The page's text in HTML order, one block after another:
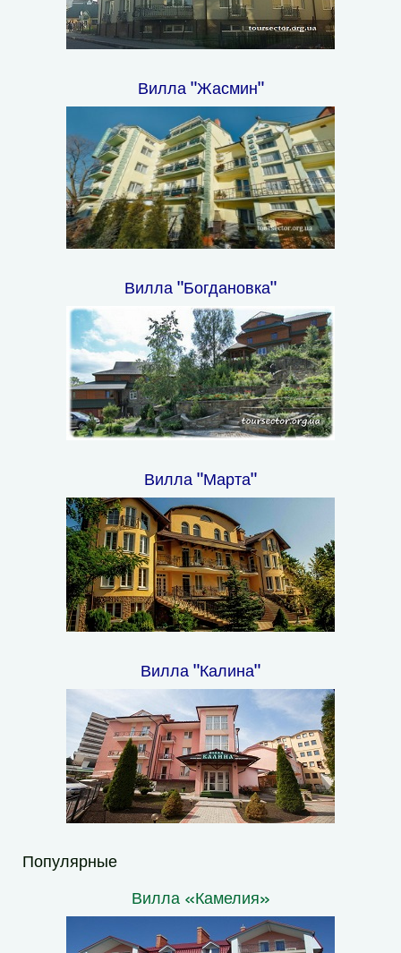
Вилла "Жасмин"
Вилла "Богдановка"
Вилла "Марта"
Вилла "Калина"
Популярные
Вилла «Камелия»